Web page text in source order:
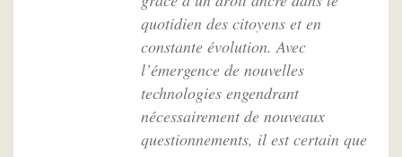
quotidien des citoyens et en
constante évolution. Avec
l’émergence de nouvelles
technologies engendrant
nécessairement de nouveaux
questionnements, il est certain que